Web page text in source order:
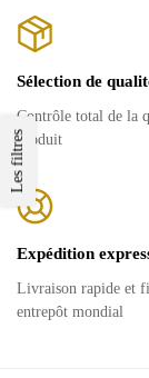
Les filtres
Sélection de
Contrôle total de la
produit
Expédition
Livraison rapide et
entrepôt mondial